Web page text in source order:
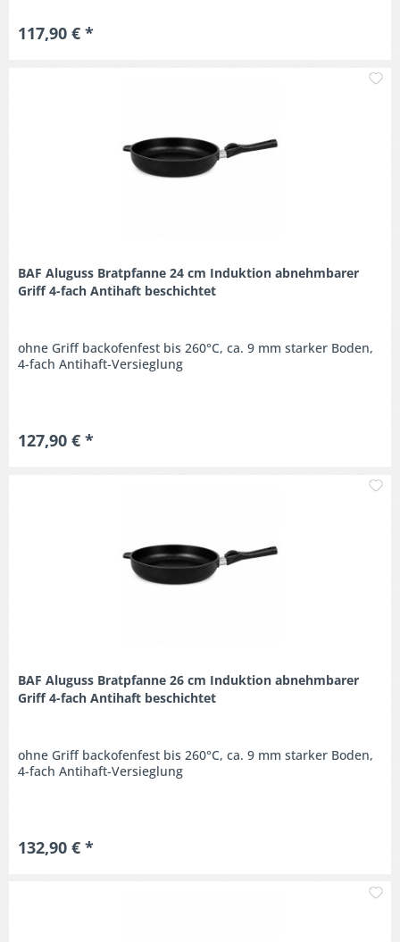
117,90 € *
BAF Aluguss Bratpfanne 24 cm Induktion abnehmbarer
Griff 4-fach Antihaft beschichtet
ohne Griff backofenfest bis 260°C, ca. 9 mm starker Boden,
4-fach Antihaft-Versieglung
127,90 € *
BAF Aluguss Bratpfanne 26 cm Induktion abnehmbarer
Griff 4-fach Antihaft beschichtet
ohne Griff backofenfest bis 260°C, ca. 9 mm starker Boden,
4-fach Antihaft-Versieglung
132,90 € *